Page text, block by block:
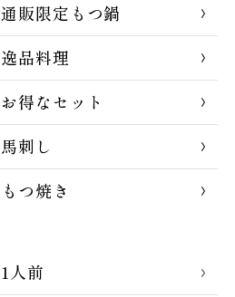
通販限定もつ鍋
逸品料理
お得なセット
馬刺し
もつ焼き
1人前